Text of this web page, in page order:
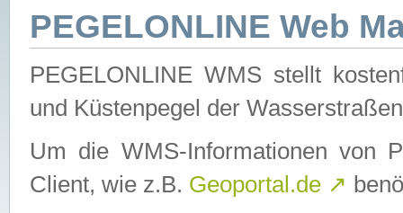
PEGELONLINE Web
PEGELONLINE WMS stellt
und Küstenpegel der
Um die WMS-Informationen von
Client, wie z.B. Geoportal.de ↗